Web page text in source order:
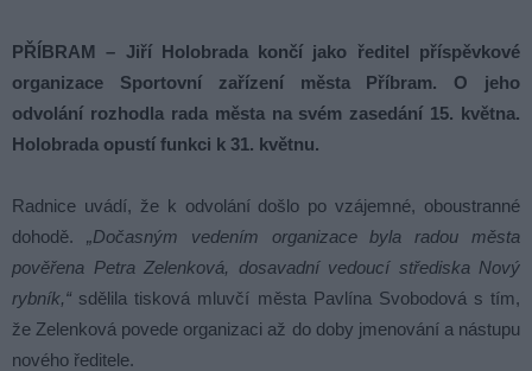
PŘÍBRAM – Jiří Holobrada končí jako ředitel příspěvkové
organizace Sportovní zařízení města Příbram. O jeho
odvolání rozhodla rada města na svém zasedání 15. května.
Holobrada opustí funkci k 31. květnu.
Radnice uvádí, že k odvolání došlo po vzájemné, oboustranné
dohodě. „Dočasným vedením organizace byla radou města
pověřena Petra Zelenková, dosavadní vedoucí střediska Nový
rybník,“ sdělila tisková mluvčí města Pavlína Svobodová s tím,
že Zelenková povede organizaci až do doby jmenování a nástupu
nového ředitele.